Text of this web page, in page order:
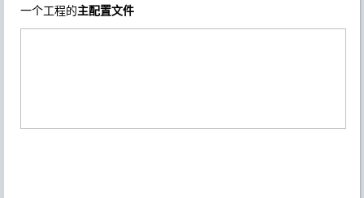
一个工程的主配置文件